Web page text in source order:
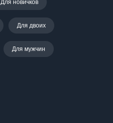
Для новичков
Для двоих
Для мужчин